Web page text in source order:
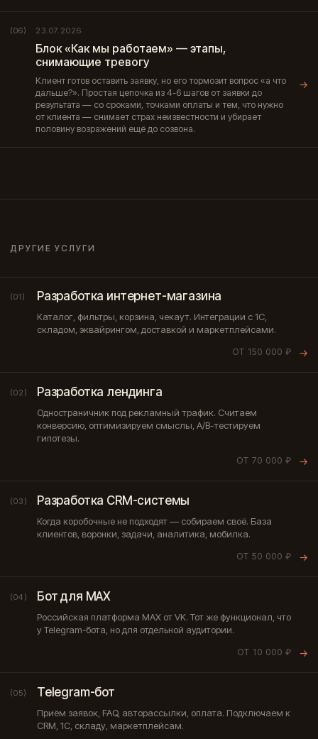
(06) 23.07.2026
Блок «Как мы работаем» — этапы,
снимающие тревогу
Клиент готов оставить заявку, но его тормозит вопрос «а что
дальше?». Простая цепочка из 4-6 шагов от заявки до
результата — со сроками, точками оплаты и тем, что нужно
от клиента — снимает страх неизвестности и убирает
половину возражений ещё до созвона.
→
ДРУГИЕ УСЛУГИ
(01) Разработка интернет-магазина
Каталог, фильтры, корзина, чекаут. Интеграции с 1С,
складом, эквайрингом, доставкой и маркетплейсами.
ОТ 150 000 ₽ →
(02) Разработка лендинга
Одностраничник под рекламный трафик. Считаем
конверсию, оптимизируем смыслы, A/B-тестируем
гипотезы.
ОТ 70 000 ₽ →
(03) Разработка CRM-системы
Когда коробочные не подходят — собираем своё. База
клиентов, воронки, задачи, аналитика, мобилка.
ОТ 50 000 ₽ →
(04) Бот для MAX
Российская платформа MAX от VK. Тот же функционал, что
у Telegram-бота, но для отдельной аудитории.
ОТ 10 000 ₽ →
(05) Telegram-бот
Приём заявок, FAQ, авторассылки, оплата. Подключаем к
CRM, 1С, складу, маркетплейсам.